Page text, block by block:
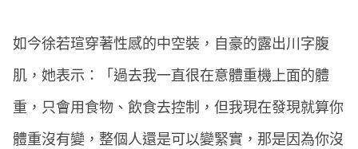
如今徐若瑄穿著性感的中空裝，自豪的露出川字腹
肌，她表示：「過去我一直很在意體重機上面的體
重，只會用食物、飲食去控制，但我現在發現就算你
體重沒有變，整個人還是可以變緊實，那是因為你沒